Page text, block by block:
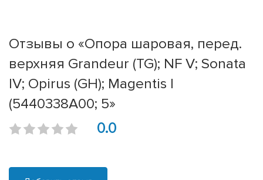
Отзывы о «Опора шаровая, перед.
верхняя Grandeur (TG); NF V; Sonata
IV; Opirus (GH); Magentis I
(5440338A00; 5»
0.0